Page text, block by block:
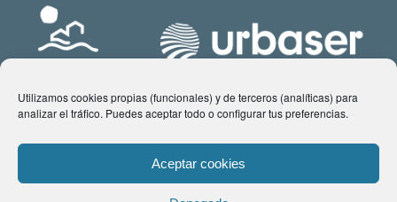
Utilizamos cookies propias (funcionales) y de terceros (analíticas) para
analizar el tráfico. Puedes aceptar todo o configurar tus preferencias.
Aceptar cookies